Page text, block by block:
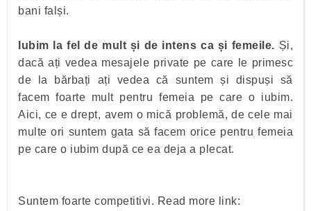
bani falși.
Iubim la fel de mult și de intens ca și femeile. Și,
dacă ați vedea mesajele private pe care le primesc
de la bărbați ați vedea că suntem și dispuși să
facem foarte mult pentru femeia pe care o iubim.
Aici, ce e drept, avem o mică problemă, de cele mai
multe ori suntem gata să facem orice pentru femeia
pe care o iubim după ce ea deja a plecat.
Suntem foarte competitivi. Read more link: